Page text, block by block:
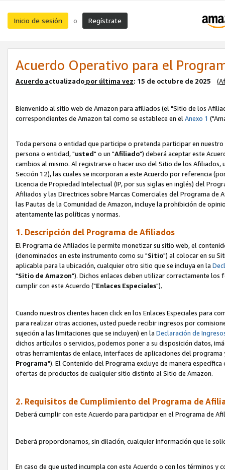
Inicio de sesión o Regístrate
Acuerdo Operativo para el
Acuerdo actualizado por última vez: 15 de octubre de 2025
Bienvenido al sitio web de Amazon para afiliados (el "Sitio de los
correspondientes de Amazon tal como se establece en elAnexo 1
Toda persona o entidad que participe o pretenda participar en
persona o entidad, "usted" o un "Afiliado") deberá aceptar este
cambios al mismo. Al registrarse o hacer uso del Sitio de los
Sección 12), las cuales se incorporan a este Acuerdo por referencia
Licencia de Propiedad Intelectual (IP, por sus siglas en inglés) del
Afiliados y las Directrices sobre Marcas Comerciales del Programa
las Pautas de la Comunidad de Amazon, incluye la prohibición de
atentamente las políticas y normas.
1. Descripción del Programa de Afiliados
El Programa de Afiliados le permite monetizar su sitio web, el
(denominados en este instrumento como su "Sitio") al colocar en su
aplicable para la ubicación, cualquier otro sitio que se incluya en la
"Sitio de Amazon"). Dichos enlaces deben utilizar correctamente los
cumplir con este Acuerdo ("Enlaces Especiales").
Cuando nuestros clientes hacen click en los Enlaces Especiales para
para realizar otras acciones, usted puede recibir ingresos por
sujeción a las limitaciones que se incluyen) en la Declaración de
dichos artículos o servicios, podemos poner a su disposición datos,
otras herramientas de enlace, interfaces de aplicaciones del
Programa"). El Contenido del Programa excluye de manera
ofertas de productos de cualquier sitio distinto al Sitio de Amazon.
2. Requisitos de Cumplimiento del Programa de
Deberá cumplir con este Acuerdo para participar en el Programa de
Deberá proporcionarnos, sin dilación, cualquier información que le
En caso de que usted incumpla con este Acuerdo o con los términos